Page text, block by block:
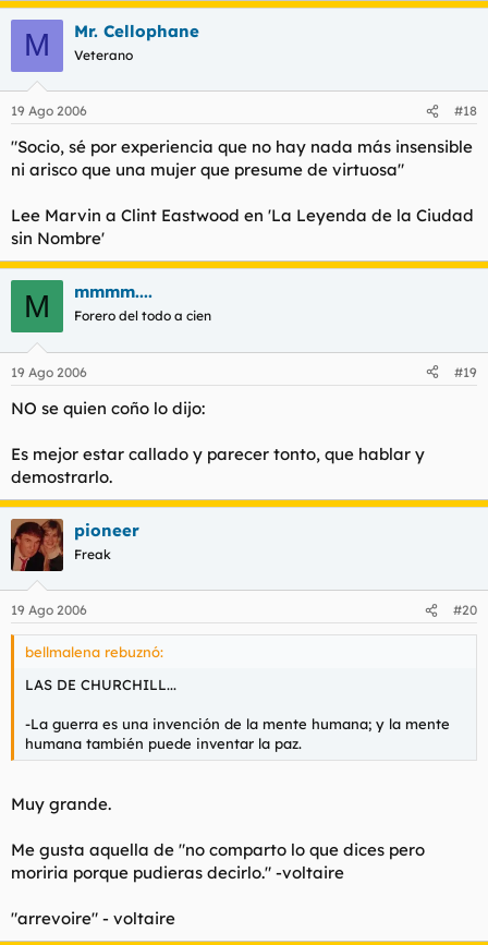
M Mr. Cellophane
Veterano
19 Ago 2006 #18
"Socio, sé por experiencia que no hay nada más insensible
ni arisco que una mujer que presume de virtuosa"
Lee Marvin a Clint Eastwood en 'La Leyenda de la Ciudad
sin Nombre'
M mmmm....
Forero del todo a cien
19 Ago 2006 #19
NO se quien coño lo dijo:
Es mejor estar callado y parecer tonto, que hablar y
demostrarlo.
pioneer
Freak
19 Ago 2006 #20
bellmalena rebuznó:
LAS DE CHURCHILL...
-La guerra es una invención de la mente humana; y la mente
humana también puede inventar la paz.
Muy grande.
Me gusta aquella de "no comparto lo que dices pero
moriria porque pudieras decirlo." -voltaire
"arrevoire" - voltaire